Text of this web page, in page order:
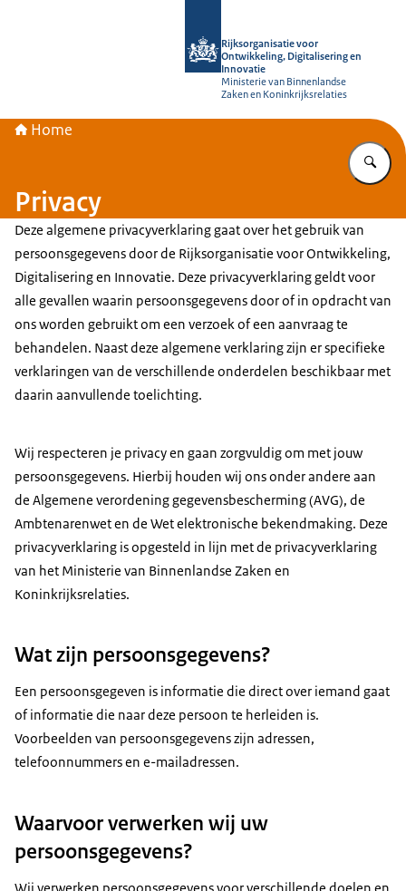
Rijksorganisatie voor
Ontwikkeling, Digitalisering en
Innovatie
Ministerie van Binnenlandse
Zaken en Koninkrijksrelaties
Home
Privacy
Deze algemene privacyverklaring gaat over het gebruik van
persoonsgegevens door de Rijksorganisatie voor Ontwikkeling,
Digitalisering en Innovatie. Deze privacyverklaring geldt voor
alle gevallen waarin persoonsgegevens door of in opdracht van
ons worden gebruikt om een verzoek of een aanvraag te
behandelen. Naast deze algemene verklaring zijn er specifieke
verklaringen van de verschillende onderdelen beschikbaar met
daarin aanvullende toelichting.
Wij respecteren je privacy en gaan zorgvuldig om met jouw
persoonsgegevens. Hierbij houden wij ons onder andere aan
de Algemene verordening gegevensbescherming (AVG), de
Ambtenarenwet en de Wet elektronische bekendmaking. Deze
privacyverklaring is opgesteld in lijn met de privacyverklaring
van het Ministerie van Binnenlandse Zaken en
Koninkrijksrelaties.
Wat zijn persoonsgegevens?
Een persoonsgegeven is informatie die direct over iemand gaat
of informatie die naar deze persoon te herleiden is.
Voorbeelden van persoonsgegevens zijn adressen,
telefoonnummers en e-mailadressen.
Waarvoor verwerken wij uw
persoonsgegevens?
Wij verwerken persoonsgegevens voor verschillende doelen en